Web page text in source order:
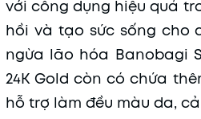
với công dụng hiệu quả
hồi và tạo sức sống cho
ngừa lão hóa Banobagi
24K Gold còn có chứa
hỗ trợ làm đều màu da,